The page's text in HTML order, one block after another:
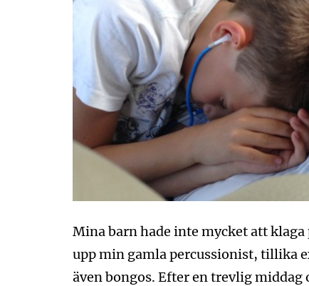
Mina barn hade inte mycket att
upp min gamla percussionist, tillika
även bongos. Efter en trevlig